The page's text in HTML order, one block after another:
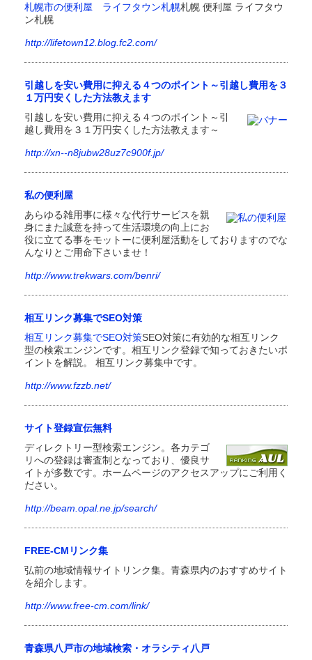
札幌市の便利屋 ライフタウン札幌札幌 便利屋 ライフタウ
ン札幌
http://lifetown12.blog.fc2.com/
引越しを安い費用に抑える４つのポイント～引越し費用を３
１万円安くした方法教えます
引越しを安い費用に抑える４つのポイント～引
越し費用を３１万円安くした方法教えます～
http://xn--n8jubw28uz7c900f.jp/
私の便利屋
あらゆる雑用事に様々な代行サービスを親
身にまた誠意を持って生活環境の向上にお
役に立てる事をモットーに便利屋活動をしておりますのでな
んなりとご用命下さいませ！
http://www.trekwars.com/benri/
相互リンク募集でSEO対策
相互リンク募集でSEO対策SEO対策に有効的な相互リンク
型の検索エンジンです。相互リンク登録で知っておきたいポ
イントを解説。 相互リンク募集中です。
http://www.fzzb.net/
サイト登録宣伝無料
ディレクトリー型検索エンジン。各カテゴ
リへの登録は審査制となっており、優良サ
イトが多数です。ホームページのアクセスアップにご利用く
ださい。
http://beam.opal.ne.jp/search/
FREE-CMリンク集
弘前の地域情報サイトリンク集。青森県内のおすすめサイト
を紹介します。
http://www.free-cm.com/link/
青森県八戸市の地域検索・オラシティ八戸